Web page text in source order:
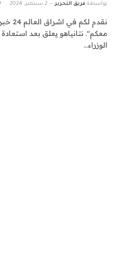
بواسطة فريق التحرير 2 سبتمبر، 2024
نقدم
معكم". نتانياهو يعلق بعد
الوزراء…